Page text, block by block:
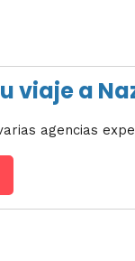
viaje a
agencias